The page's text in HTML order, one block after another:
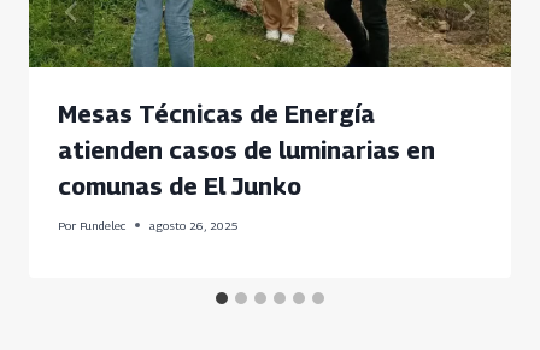
Mesas Técnicas de Energía
atienden casos de luminarias en
comunas de El Junko
Por Fundelec agosto 26, 2025